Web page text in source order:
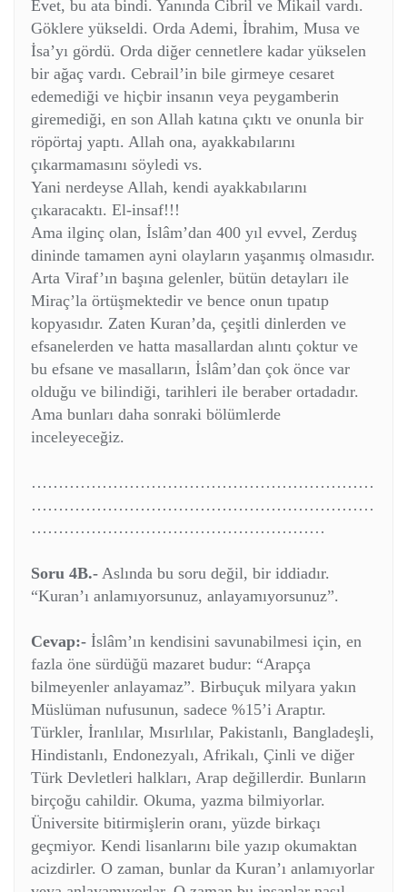
Evet, bu ata bindi. Yanında Cibril ve Mikail vardı.
Göklere yükseldi. Orda Ademi, İbrahim, Musa ve
İsa’yı gördü. Orda diğer cennetlere kadar yükselen
bir ağaç vardı. Cebrail’in bile girmeye cesaret
edemediği ve hiçbir insanın veya peygamberin
giremediği, en son Allah katına çıktı ve onunla bir
röpörtaj yaptı. Allah ona, ayakkabılarını
çıkarmamasını söyledi vs.
Yani nerdeyse Allah, kendi ayakkabılarını
çıkaracaktı. El-insaf!!!
Ama ilginç olan, İslâm’dan 400 yıl evvel, Zerduş
dininde tamamen ayni olayların yaşanmış olmasıdır.
Arta Viraf’ın başına gelenler, bütün detayları ile
Miraç’la örtüşmektedir ve bence onun tıpatıp
kopyasıdır. Zaten Kuran’da, çeşitli dinlerden ve
efsanelerden ve hatta masallardan alıntı çoktur ve
bu efsane ve masalların, İslâm’dan çok önce var
olduğu ve bilindiği, tarihleri ile beraber ortadadır.
Ama bunları daha sonraki bölümlerde
inceleyeceğiz.
………………………………………………………
………………………………………………………
………………………………………………
Soru 4B.- Aslında bu soru değil, bir iddiadır.
“Kuran’ı anlamıyorsunuz, anlayamıyorsunuz”.
Cevap:- İslâm’ın kendisini savunabilmesi için, en
fazla öne sürdüğü mazaret budur: “Arapça
bilmeyenler anlayamaz”. Birbuçuk milyara yakın
Müslüman nufusunun, sadece %15’i Araptır.
Türkler, İranlılar, Mısırlılar, Pakistanlı, Bangladeşli,
Hindistanlı, Endonezyalı, Afrikalı, Çinli ve diğer
Türk Devletleri halkları, Arap değillerdir. Bunların
birçoğu cahildir. Okuma, yazma bilmiyorlar.
Üniversite bitirmişlerin oranı, yüzde birkaçı
geçmiyor. Kendi lisanlarını bile yazıp okumaktan
acizdirler. O zaman, bunlar da Kuran’ı anlamıyorlar